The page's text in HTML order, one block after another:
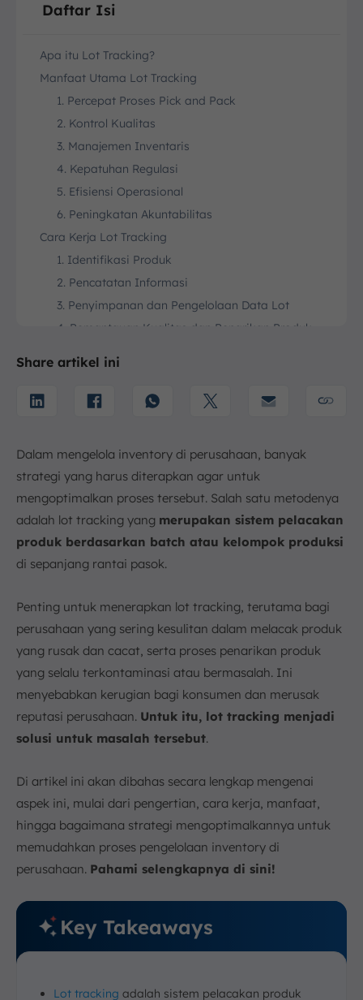
Daftar Isi
Apa itu Lot Tracking?
Manfaat Utama Lot Tracking
1. Percepat Proses Pick and Pack
2. Kontrol Kualitas
3. Manajemen Inventaris
4. Kepatuhan Regulasi
5. Efisiensi Operasional
6. Peningkatan Akuntabilitas
Cara Kerja Lot Tracking
1. Identifikasi Produk
2. Pencatatan Informasi
3. Penyimpanan dan Pengelolaan Data Lot
4. Pemantauan Kualitas dan Penarikan Produk
1. Industri Manufaktur
4. Industri Elektronik
5. Industri Otomotif
6. Pergudangan dan Distribusi
7. E-commerce
WMS ScaleOcean
FAQ:
Share artikel ini
Dalam mengelola inventory di perusahaan, banyak
strategi yang harus diterapkan agar untuk
mengoptimalkan proses tersebut. Salah satu metodenya
adalah lot tracking yang merupakan sistem pelacakan
produk berdasarkan batch atau kelompok produksi
di sepanjang rantai pasok.
Penting untuk menerapkan lot tracking, terutama bagi
perusahaan yang sering kesulitan dalam melacak produk
yang rusak dan cacat, serta proses penarikan produk
yang selalu terkontaminasi atau bermasalah. Ini
menyebabkan kerugian bagi konsumen dan merusak
reputasi perusahaan. Untuk itu, lot tracking menjadi
solusi untuk masalah tersebut.
Di artikel ini akan dibahas secara lengkap mengenai
aspek ini, mulai dari pengertian, cara kerja, manfaat,
hingga bagaimana strategi mengoptimalkannya untuk
memudahkan proses pengelolaan inventory di
perusahaan. Pahami selengkapnya di sini!
Key Takeaways
Lot tracking adalah sistem pelacakan produk